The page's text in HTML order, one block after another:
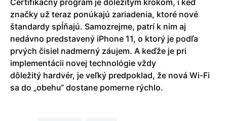
Certifikačný program je dôležitým krokom, i keď
značky už teraz ponúkajú zariadenia, ktoré nové
štandardy spĺňajú. Samozrejme, patrí k nim aj
nedávno predstavený iPhone 11, o ktorý je podľa
prvých čisiel nadmerný záujem. A keďže je pri
implementácii novej technológie vždy
dôležitý hardvér, je veľký predpoklad, že nová Wi-Fi
sa do „obehu“ dostane pomerne rýchlo.